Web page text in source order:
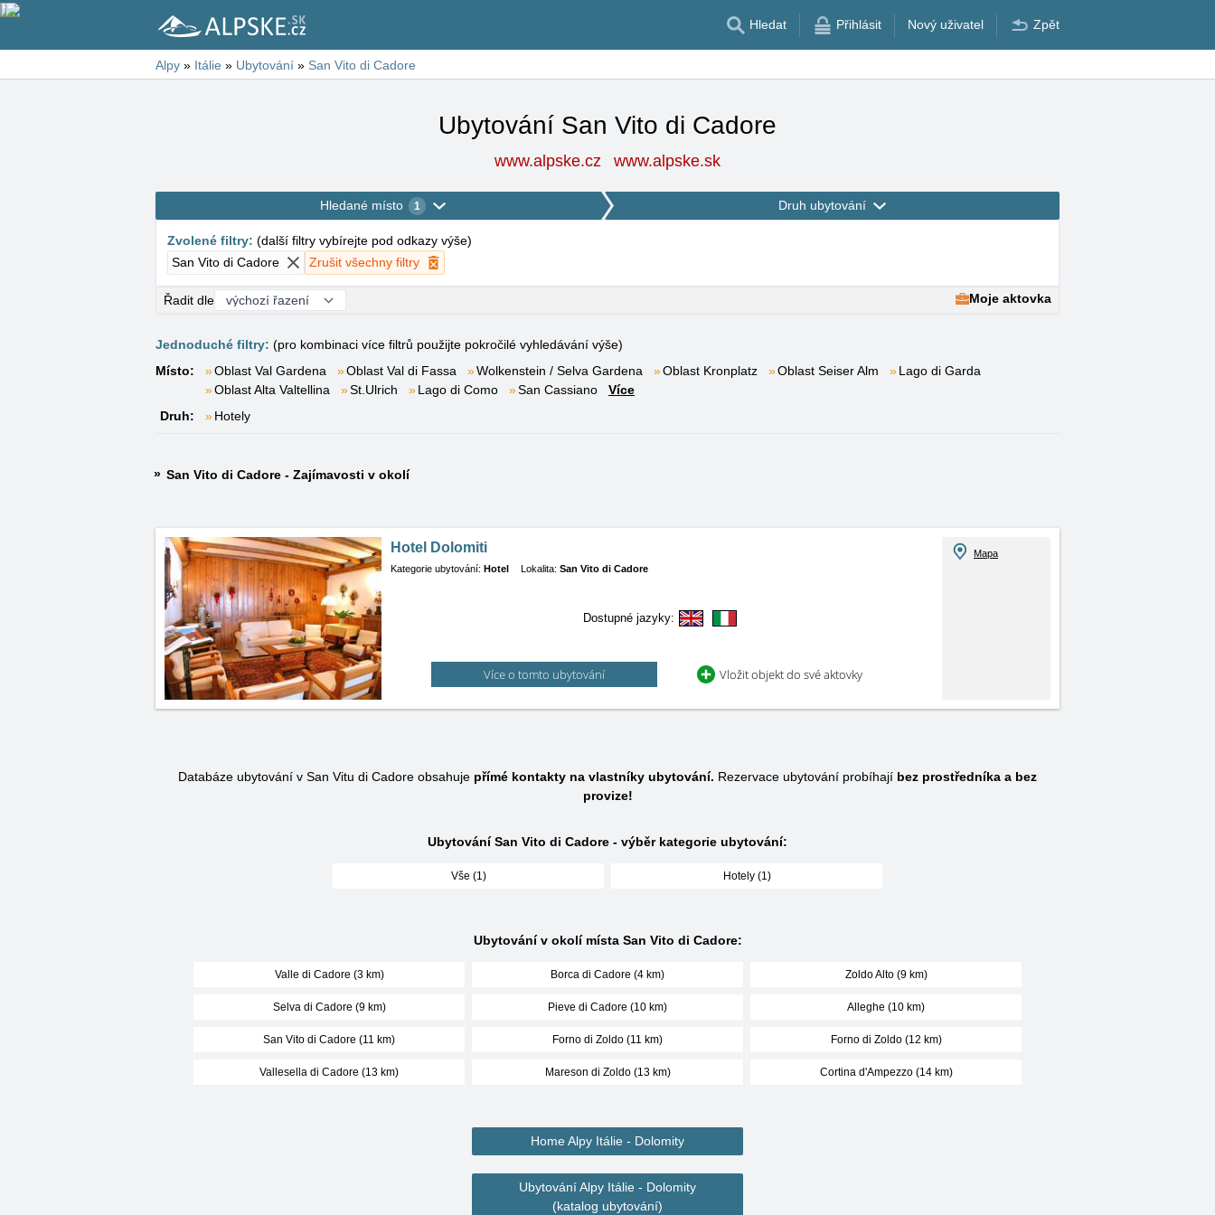
Hledat Přihlásit Nový uživatel Zpět
Alpy » Itálie » Ubytování » San Vito di Cadore
Ubytování San Vito di Cadore
www.alpske.cz www.alpske.sk
Hledané místo 1 Druh ubytování
Zvolené filtry: (další filtry vybírejte pod odkazy výše)
San Vito di Cadore
Zrušit všechny filtry
Řadit dle Moje aktovka
Jednoduché filtry: (pro kombinaci více filtrů použijte pokročilé vyhledávání výše)
Místo:
Oblast Val Gardena Oblast Val di Fassa Wolkenstein / Selva Gardena Oblast Kronplatz Oblast Seiser Alm
Lago di Garda
Oblast Alta Valtellina
St.Ulrich Lago di Como San Cassiano
Více
Druh:
Hotely
San Vito di Cadore - Zajímavosti v okolí
Hotel Dolomiti
Kategorie ubytování: Hotel Lokalita: San Vito di Cadore
Dostupné jazyky:
Více o tomto ubytování Vložit objekt do své aktovky
Mapa
Databáze ubytování v San Vitu di Cadore obsahuje přímé kontakty na vlastníky ubytování. Rezervace ubytování probíhají bez prostředníka a bez
provize!
Ubytování San Vito di Cadore - výběr kategorie ubytování:
Vše (1) Hotely (1)
Ubytování v okolí místa San Vito di Cadore:
Valle di Cadore (3 km) Borca di Cadore (4 km) Zoldo Alto (9 km)
Selva di Cadore (9 km) Pieve di Cadore (10 km) Alleghe (10 km)
San Vito di Cadore (11 km) Forno di Zoldo (11 km) Forno di Zoldo (12 km)
Vallesella di Cadore (13 km) Mareson di Zoldo (13 km) Cortina d'Ampezzo (14 km)
Home Alpy Itálie - Dolomity
Ubytování Alpy Itálie - Dolomity
(katalog ubytování)